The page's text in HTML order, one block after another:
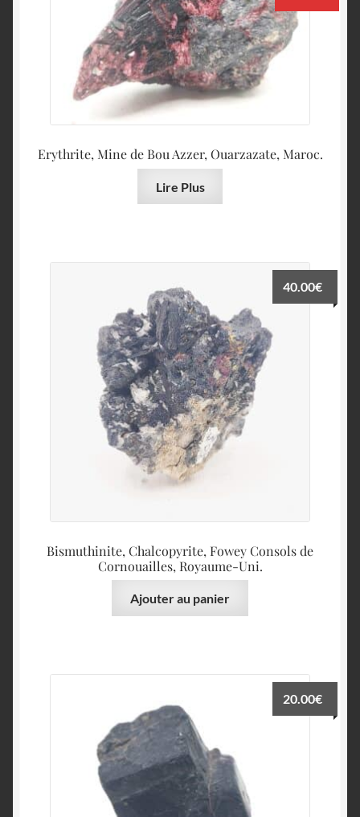
Erythrite, Mine de Bou Azzer, Ouarzazate, Maroc.
Lire Plus
Bismuthinite, Chalcopyrite, Fowey Consols de
Cornouailles, Royaume-Uni.
40.00€
Ajouter au panier
20.00€